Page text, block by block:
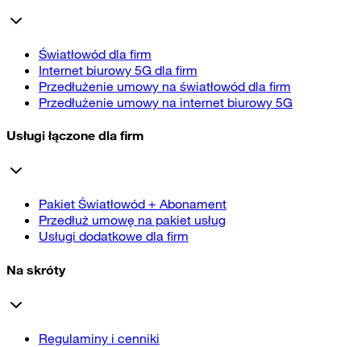
Światłowód dla firm
Internet biurowy 5G dla firm
Przedłużenie umowy na światłowód dla firm
Przedłużenie umowy na internet biurowy 5G
Usługi łączone dla firm
Pakiet Światłowód + Abonament
Przedłuż umowę na pakiet usług
Usługi dodatkowe dla firm
Na skróty
Regulaminy i cenniki